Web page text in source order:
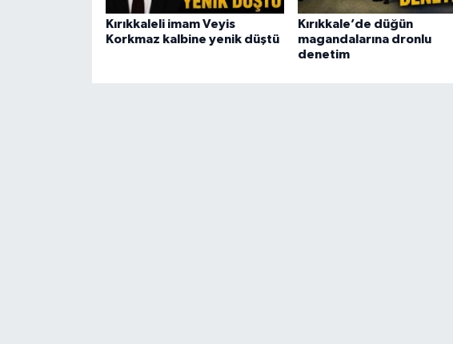
Kırıkkaleli imam Veyis
Korkmaz kalbine yenik düştü
Kırıkkale’de düğün
magandalarına dronlu
denetim